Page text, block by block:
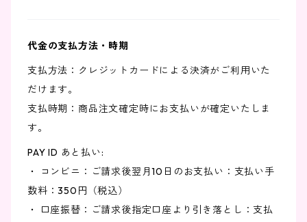
代金の支払方法・時期
支払方法：クレジットカードによる決済がご利用いた
だけます。
支払時期：商品注文確定時にお支払いが確定いたしま
す。
PAY ID あと払い:
・ コンビニ：ご請求後翌月10日のお支払い：支払い手
数料：350円（税込）
・ 口座振替：ご請求後指定口座より引き落とし：支払